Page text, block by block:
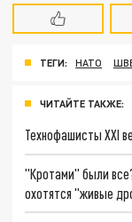
ТЕГИ: НАТО
ЧИТАЙТЕ ТАКЖЕ:
Технофашисты XXI
"Кротами" были
охотятся "живые